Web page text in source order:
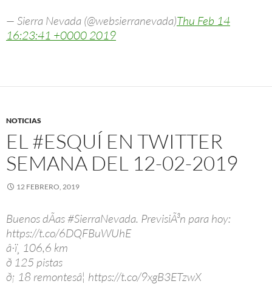
— Sierra Nevada (@websierranevada)Thu Feb 14
16:23:41 +0000 2019
NOTICIAS
EL #ESQUÍ EN TWITTER
SEMANA DEL 12-02-2019
12 FEBRERO, 2019
Buenos dÃ­as #SierraNevada. PrevisiÃ³n para hoy:
https://t.co/6DQFBuWUhE
â·ï¸ 106,6 km
ð 125 pistas
ð¡ 18 remontesâ¦ https://t.co/9xgB3ETzwX